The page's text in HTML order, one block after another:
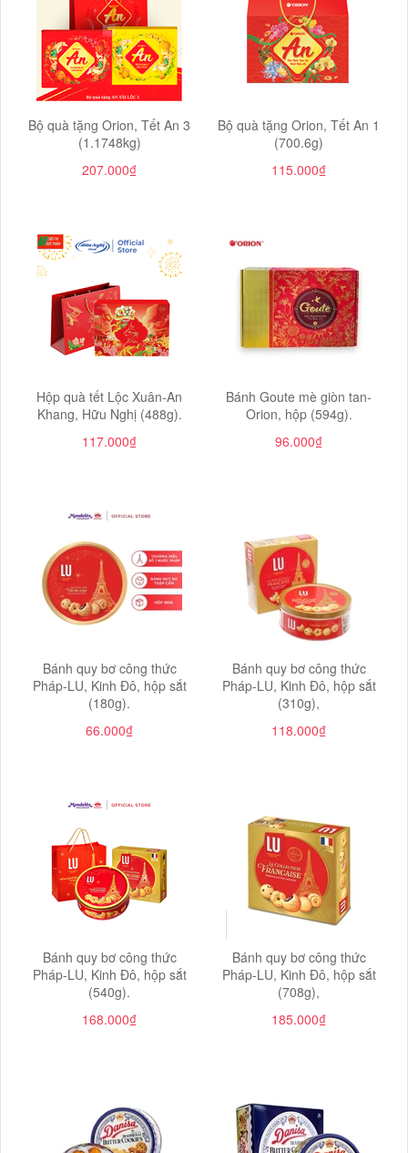
Bộ quà tặng Orion, Tết An 3
(1.1748kg)
207.000₫
Bộ quà tặng Orion, Tết An 1
(700.6g)
115.000₫
Hộp quà tết Lộc Xuân-An
Khang, Hữu Nghị (488g).
117.000₫
Bánh Goute mè giòn tan-
Orion, hộp (594g).
96.000₫
Bánh quy bơ công thức
Pháp-LU, Kinh Đô, hộp sắt
(180g).
66.000₫
Bánh quy bơ công thức
Pháp-LU, Kinh Đô, hộp sắt
(310g),
118.000₫
Bánh quy bơ công thức
Pháp-LU, Kinh Đô, hộp sắt
(540g).
168.000₫
Bánh quy bơ công thức
Pháp-LU, Kinh Đô, hộp sắt
(708g),
185.000₫